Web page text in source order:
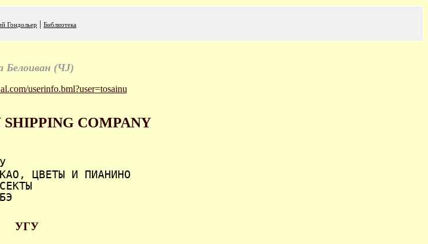
Гондольер | Библиотека
Белоиван (ЧJ)
userinfo.bml?user=tosainu
SHIPPING COMPANY
ЦВЕТЫ И ПИАНИНО
УГУ